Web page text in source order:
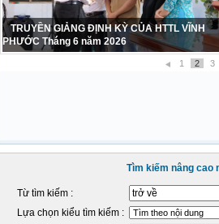
CẢM TẠ – SINH NHẬT LẦN THỨ 42 CỦA
PHỤ NỮ HTTL VĨNH PHƯỚC 1984 – 2026
1 2 3
Tìm kiếm nâng cao
Từ tìm kiếm :
Lựa chọn kiểu tìm kiếm :